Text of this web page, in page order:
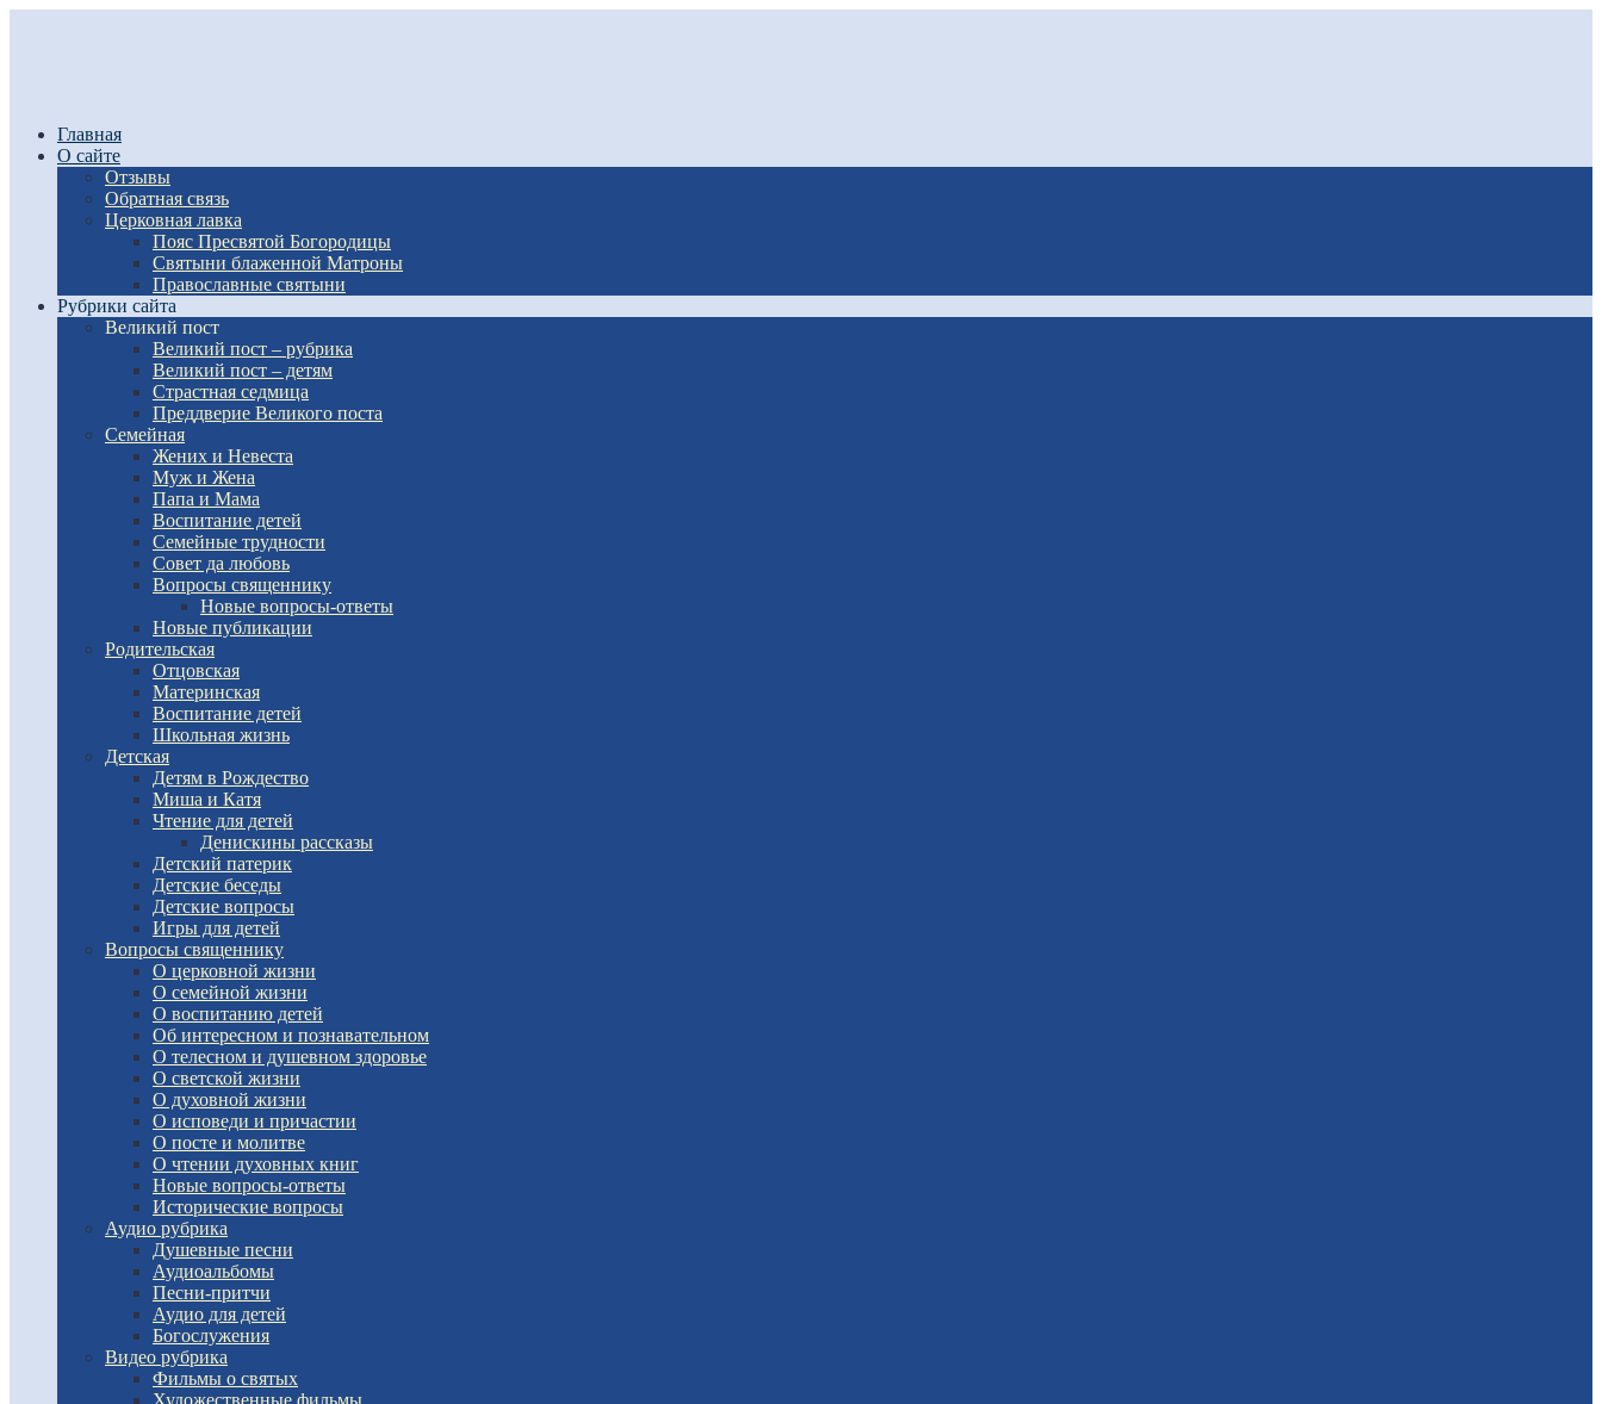
Главная
О сайте
Отзывы
Обратная связь
Церковная лавка
Пояс Пресвятой Богородицы
Святыни блаженной Матроны
Православные святыни
Рубрики сайта
Великий пост
Великий пост – рубрика
Великий пост – детям
Страстная седмица
Преддверие Великого поста
Семейная
Жених и Невеста
Муж и Жена
Папа и Мама
Воспитание детей
Семейные трудности
Совет да любовь
Вопросы священнику
Новые вопросы-ответы
Новые публикации
Родительская
Отцовская
Материнская
Воспитание детей
Школьная жизнь
Детская
Детям в Рождество
Миша и Катя
Чтение для детей
Денискины рассказы
Детский патерик
Детские беседы
Детские вопросы
Игры для детей
Вопросы священнику
О церковной жизни
О семейной жизни
О воспитанию детей
Об интересном и познавательном
О телесном и душевном здоровье
О светской жизни
О духовной жизни
О исповеди и причастии
О посте и молитве
О чтении духовных книг
Новые вопросы-ответы
Исторические вопросы
Аудио рубрика
Душевные песни
Аудиоальбомы
Песни-притчи
Аудио для детей
Богослужения
Видео рубрика
Фильмы о святых
Художественные фильмы